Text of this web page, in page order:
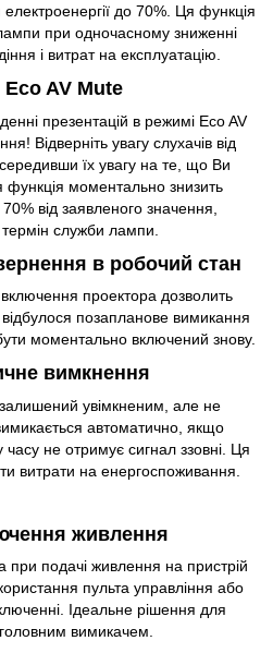
до 70%. Ця функція
при одночасному зниженні
і витрат на експлуатацію.
AV Mute
презентацій в режимі Eco AV
Відверніть увагу слухачів від
їх увагу на те, що Ви
функція моментально знизить
від заявленого значення,
служби лампи.
в робочий стан
проектора дозволить
позапланове вимикання
моментально включений знову.
вимкнення
увімкненим, але не
автоматично, якщо
часу не отримує сигнал ззовні. Ця
витрати на енергоспоживання.
живлення
при подачі живлення на пристрій
пульта управління або
Ідеальне рішення для
вимикачем.